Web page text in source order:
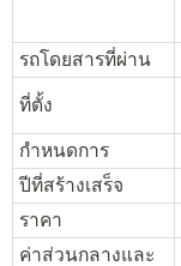
รถโดยสารที่ผ่าน
ที่ตั้ง
กำหนดการ
ปีที่สร้างเสร็จ
ราคา
ค่าส่วนกลางและ